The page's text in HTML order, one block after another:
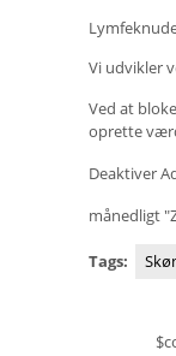
Vi udvikler
Ved at
oprette
Deaktiver
månedligt
Tags: